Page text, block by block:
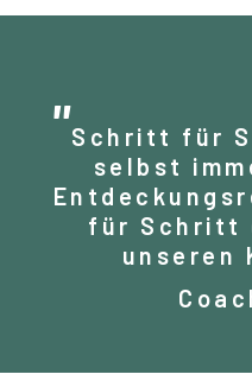
"Schritt für
selbst
für Schritt
unseren